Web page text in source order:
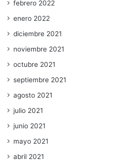
febrero 2022
enero 2022
diciembre 2021
noviembre 2021
octubre 2021
septiembre 2021
agosto 2021
julio 2021
junio 2021
mayo 2021
abril 2021